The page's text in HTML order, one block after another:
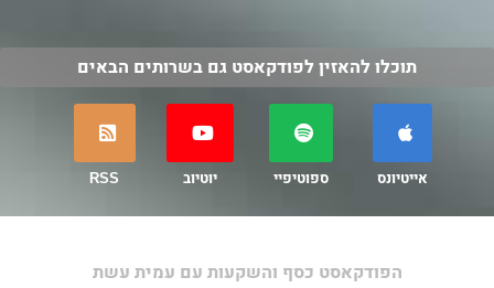
תוכלו להאזין לפודקאסט גם בשרותים הבאים
אייטיונס ספוטיפיי יוטיוב RSS
הפודקאסט כסף והשקעות עם עמית עשת